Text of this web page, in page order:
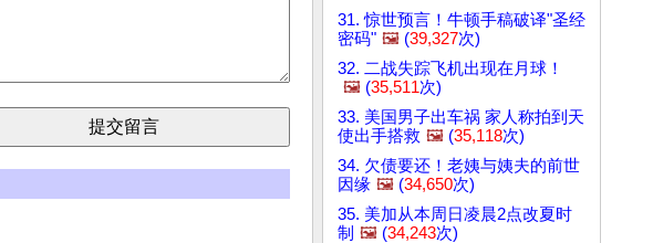
31. 惊世预言！牛顿手稿破译"圣经
密码" 🖼️ (39,327次)
32. 二战失踪飞机出现在月球！
🖼️ (35,511次)
33. 美国男子出车祸 家人称拍到天
使出手搭救 🖼️ (35,118次)
34. 欠债要还！老姨与姨夫的前世
因缘 🖼️ (34,650次)
35. 美加从本周日凌晨2点改夏时
制 🖼️ (34,243次)